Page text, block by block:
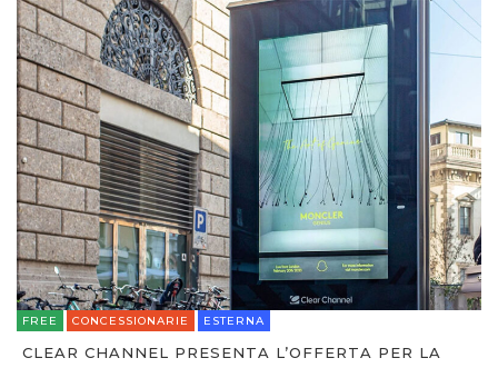
FREE CONCESSIONARIE ESTERNA
CLEAR CHANNEL PRESENTA L’OFFERTA PER LA